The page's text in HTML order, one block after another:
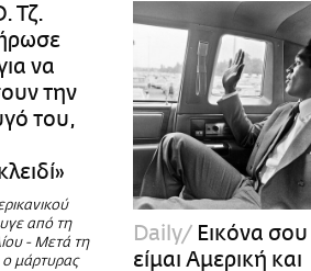
Οι Αθηναίοι
Απώλειες
Lgbtqi+
Επιλογές
Τζ.
να
την
του,
από τη
- Μετά τη
μάρτυρας
Daily Εικόνα σου
είμαι Αμερική και